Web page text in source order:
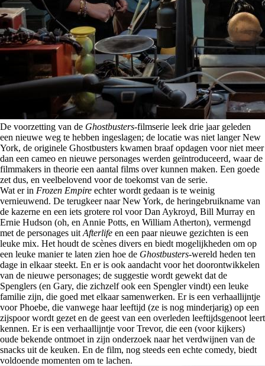
De voorzetting van de Ghostbusters-filmserie leek drie jaar geleden
een nieuwe weg te hebben ingeslagen; de locatie was niet langer New
York, de originele Ghostbusters kwamen braaf opdagen voor niet meer
dan een cameo en nieuwe personages werden geïntroduceerd, waar de
filmmakers in theorie een aantal films over kunnen maken. Een goede
zet dus, en veelbelovend voor de toekomst van de serie.
Wat er in Frozen Empire echter wordt gedaan is te weinig
vernieuwend. De terugkeer naar New York, de heringebruikname van
de kazerne en een iets grotere rol voor Dan Aykroyd, Bill Murray en
Ernie Hudson (oh, en Annie Potts, en William Atherton), vermengd
met de personages uit Afterlife en een paar nieuwe gezichten is een
leuke mix. Het houdt de scènes divers en biedt mogelijkheden om op
een leuke manier te laten zien hoe de Ghostbusters-wereld heden ten
dage in elkaar steekt. En er is ook aandacht voor het doorontwikkelen
van de nieuwe personages; de suggestie wordt gewekt dat de
Spenglers (en Gary, die zichzelf ook een Spengler vindt) een leuke
familie zijn, die goed met elkaar samenwerken. Er is een verhaallijntje
voor Phoebe, die vanwege haar leeftijd (ze is nog minderjarig) op een
zijspoor wordt gezet en de geest van een overleden leeftijdsgenoot leert
kennen. Er is een verhaallijntje voor Trevor, die een (voor kijkers)
oude bekende ontmoet in zijn onderzoek naar het verdwijnen van de
snacks uit de keuken. En de film, nog steeds een echte comedy, biedt
voldoende momenten om te lachen.